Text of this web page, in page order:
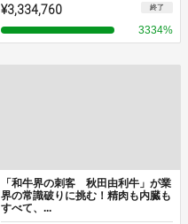
¥3,334,760 終了
3334%
「和牛界の刺客 秋田由利牛」が業
界の常識破りに挑む！精肉も内臓も
すべて、...